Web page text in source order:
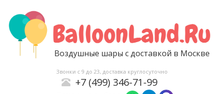
Воздушные шары с доставкой в Москве
Звонки с 9 до 23, доставка круглосуточно
+7 (499) 346-71-99